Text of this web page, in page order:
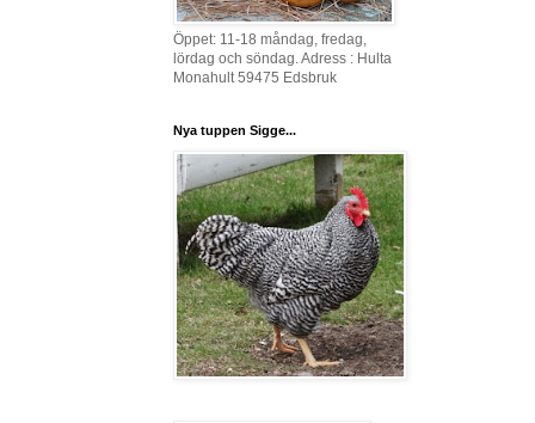
Öppet: 11-18 måndag, fredag,
lördag och söndag. Adress : Hulta
Monahult 59475 Edsbruk
Nya tuppen Sigge...